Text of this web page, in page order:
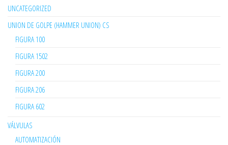
UNCATEGORIZED
UNION DE GOLPE (HAMMER UNION) CS
FIGURA 100
FIGURA 1502
FIGURA 200
FIGURA 206
FIGURA 602
VÁLVULAS
AUTOMATIZACIÓN